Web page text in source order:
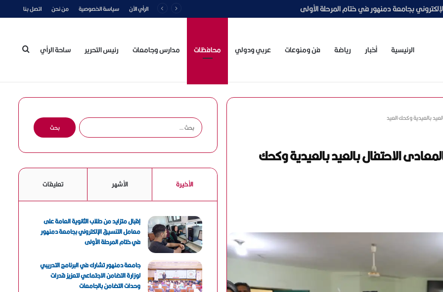
لتعزيز قدرات وحدات التضامن بالجامعات الرأي الآن سياسة الخصوصية من نحن اتصل بنا
الرئيسية أخبار رياضة فن ومنوعات عربي ودولي محافظات مدارس وجامعات رئيس التحرير ساحة الرأي
بالعيدية وكحك العيد
الاحتفال بالعيد بالعيدية وكحك
ا
ل
ح
الأخيرة الأشهر تعليقات
إقبال متزايد من طلاب الثانوية العامة على
معامل التنسيق الإلكتروني بجامعة دمنهور
في ختام المرحلة الأولى
جامعة دمنهور تشارك في البرنامج التدريبي
لوزارة التضامن الاجتماعي لتعزيز قدرات
وحدات التضامن بالجامعات